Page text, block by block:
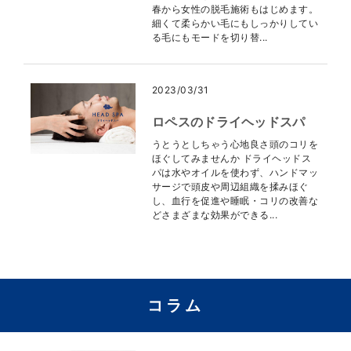
春から女性の脱毛施術もはじめます。
細くて柔らかい毛にもしっかりしてい
る毛にもモードを切り替...
2023/03/31
ロペスのドライヘッドスパ
うとうとしちゃう心地良さ頭のコリを
ほぐしてみませんか ドライヘッドス
パは水やオイルを使わず、ハンドマッ
サージで頭皮や周辺組織を揉みほぐ
し、血行を促進や睡眠・コリの改善な
どさまざまな効果ができる...
コラム